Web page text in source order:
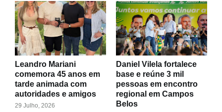
Leandro Mariani
comemora 45 anos em
tarde animada com
autoridades e amigos
29 Julho, 2026
Daniel Vilela fortalece
base e reúne 3 mil
pessoas em encontro
regional em Campos
Belos